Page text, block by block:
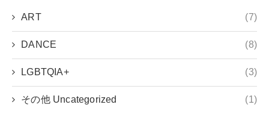
ART (7)
DANCE (8)
LGBTQIA+ (3)
その他 Uncategorized (1)